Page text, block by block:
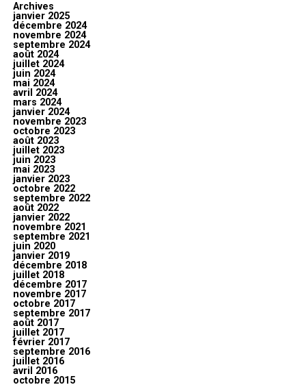
Archives
janvier 2025
décembre 2024
novembre 2024
septembre 2024
août 2024
juillet 2024
juin 2024
mai 2024
avril 2024
mars 2024
janvier 2024
novembre 2023
octobre 2023
août 2023
juillet 2023
juin 2023
mai 2023
janvier 2023
octobre 2022
septembre 2022
août 2022
janvier 2022
novembre 2021
septembre 2021
juin 2020
janvier 2019
décembre 2018
juillet 2018
décembre 2017
novembre 2017
octobre 2017
septembre 2017
août 2017
juillet 2017
février 2017
septembre 2016
juillet 2016
avril 2016
octobre 2015